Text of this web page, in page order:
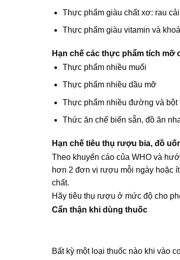
Thực phẩm giàu chất xơ: rau
Thực phẩm giàu vitamin và
Hạn chế các thực phẩm tích mỡ
Thực phẩm nhiều muối
Thực phẩm nhiều dầu mỡ
Thực phẩm nhiều đường và bột
Thức ăn chế biến sẵn, đồ ăn
Hạn chế tiêu thụ rượu bia, đồ
Theo khuyến cáo của WHO và
hơn 2 đơn vị rượu mỗi ngày hoặc
chất.
Hãy tiêu thụ rượu ở mức độ cho
Cẩn thận khi dùng thuốc
Bất kỳ một loại thuốc nào khi vào